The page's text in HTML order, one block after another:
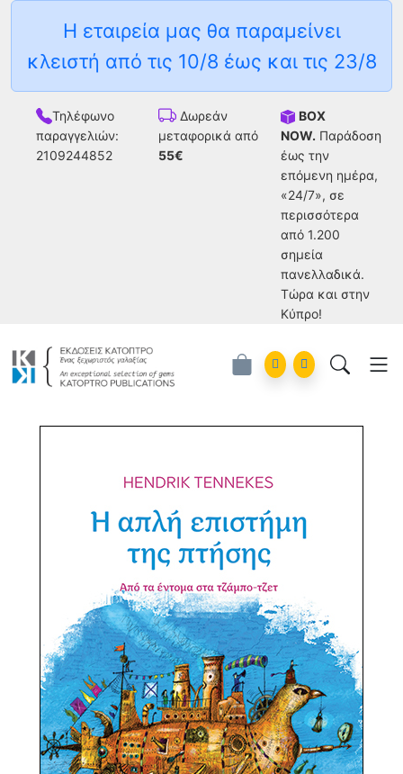
Η εταιρεία μας θα παραμείνει
κλειστή από τις 10/8 έως και τις 23/8
Τηλέφωνο
παραγγελιών:
2109244852
Δωρεάν
μεταφορικά από
55€
BOX
NOW. Παράδοση
έως την
επόμενη ημέρα,
«24/7», σε
περισσότερα
από 1.200
σημεία
πανελλαδικά.
Tώρα και στην
Κύπρο!
Account
Orders